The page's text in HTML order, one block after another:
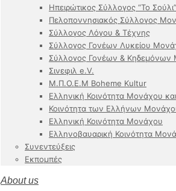
Ηπειρώτικος Σύλλογος “Το Σούλι”
Πελοποννησιακός Σύλλογος
Σύλλογος Λόγου & Τέχνης
Σύλλογος Γονέων Λυκείου
Σύλλογος Γονέων & Κηδεμόνων
Σινεφιλ e.V.
Μ.Π.Ο.Ε.Μ Boheme Kultur
Ελληνική Κοινότητα Μονάχου
Κοινότητα των Ελλήνων
Ελληνική Κοινότητα Μονάχου
Ελληνοβαυαρική Κοινότητα
Συνεντεύξεις
Εκπομπές
About us